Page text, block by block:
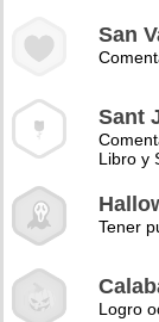
San
Sant
Libro y
Tener
Logro